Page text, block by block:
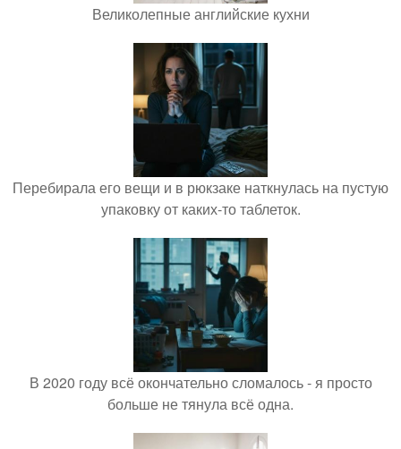
Великолепные английские кухни
Перебирала его вещи и в рюкзаке наткнулась на пустую
упаковку от каких-то таблеток.
В 2020 году всё окончательно сломалось - я просто
больше не тянула всё одна.